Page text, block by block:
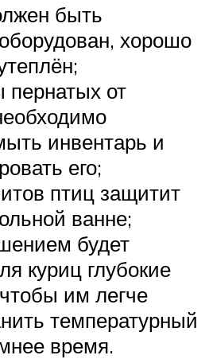
быть
хорошо
от
инвентарь и
его;
птиц защитит
ванне;
будет
куриц глубокие
им легче
температурный
время.